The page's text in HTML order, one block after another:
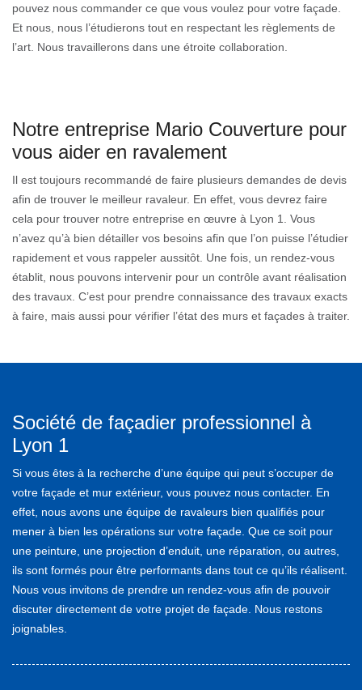
pouvez nous commander ce que vous voulez pour votre façade.
Et nous, nous l’étudierons tout en respectant les règlements de
l’art. Nous travaillerons dans une étroite collaboration.
Notre entreprise Mario Couverture pour
vous aider en ravalement
Il est toujours recommandé de faire plusieurs demandes de devis
afin de trouver le meilleur ravaleur. En effet, vous devrez faire
cela pour trouver notre entreprise en œuvre à Lyon 1. Vous
n’avez qu’à bien détailler vos besoins afin que l’on puisse l’étudier
rapidement et vous rappeler aussitôt. Une fois, un rendez-vous
établit, nous pouvons intervenir pour un contrôle avant réalisation
des travaux. C’est pour prendre connaissance des travaux exacts
à faire, mais aussi pour vérifier l’état des murs et façades à traiter.
Société de façadier professionnel à
Lyon 1
Si vous êtes à la recherche d’une équipe qui peut s’occuper de
votre façade et mur extérieur, vous pouvez nous contacter. En
effet, nous avons une équipe de ravaleurs bien qualifiés pour
mener à bien les opérations sur votre façade. Que ce soit pour
une peinture, une projection d’enduit, une réparation, ou autres,
ils sont formés pour être performants dans tout ce qu’ils réalisent.
Nous vous invitons de prendre un rendez-vous afin de pouvoir
discuter directement de votre projet de façade. Nous restons
joignables.